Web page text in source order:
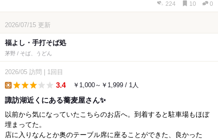
224 10 0
2026/07/15 更新
福よし・手打そば処
茅野 / そば、うどん
2026/05 訪問 1回目
3.4 ￥1,000～￥1,999 / 1人
諏訪湖近くにある蕎麦屋さん✨
以前から気になっていたこちらのお店へ。到着すると駐車場もほぼ
埋まってた。
店に入りなんとか奥のテーブル席に座ることができた、良かった